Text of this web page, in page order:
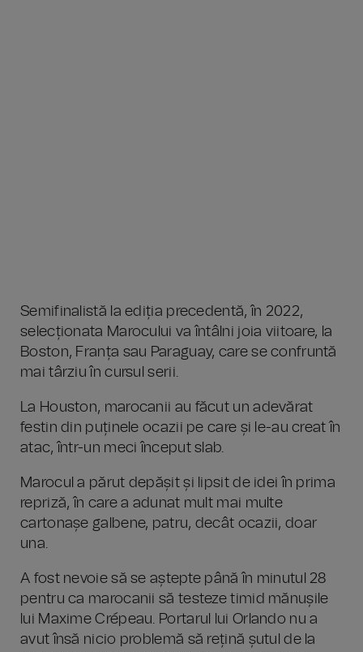
Semifinalistă la ediția precedentă, în 2022,
selecționata Marocului va întâlni joia viitoare, la
Boston, Franța sau Paraguay, care se confruntă
mai târziu în cursul serii.
La Houston, marocanii au făcut un adevărat
festin din puținele ocazii pe care și le-au creat în
atac, într-un meci început slab.
Marocul a părut depășit și lipsit de idei în prima
repriză, în care a adunat mult mai multe
cartonașe galbene, patru, decât ocazii, doar
una.
A fost nevoie să se aștepte până în minutul 28
pentru ca marocanii să testeze timid mănușile
lui Maxime Crépeau. Portarul lui Orlando nu a
avut însă nicio problemă să rețină șutul de la